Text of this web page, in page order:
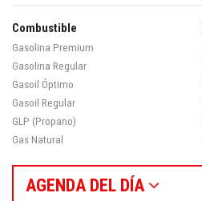
Combustible
Gasolina Premium
Gasolina Regular
Gasoil Óptimo
Gasoil Regular
GLP (Propano)
Gas Natural
AGENDA DEL DÍA